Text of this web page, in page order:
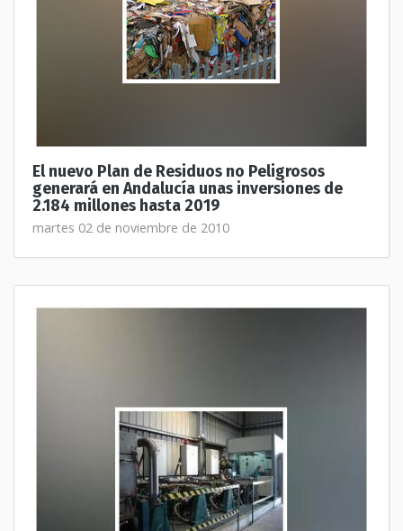
El nuevo Plan de Residuos no Peligrosos
generará en Andalucía unas inversiones de
2.184 millones hasta 2019
martes 02 de noviembre de 2010